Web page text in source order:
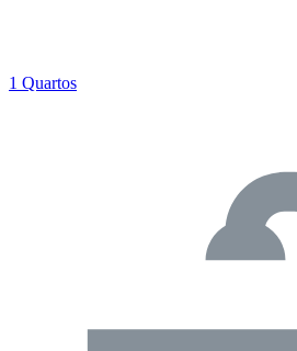
1 Quartos